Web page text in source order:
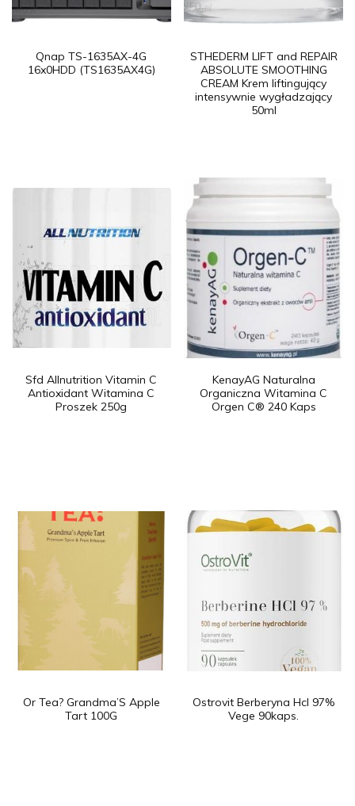
Qnap TS-1635AX-4G
16x0HDD (TS1635AX4G)
STHEDERM LIFT and REPAIR
ABSOLUTE SMOOTHING
CREAM Krem liftingujący
intensywnie wygładzający
50ml
Sfd Allnutrition Vitamin C
Antioxidant Witamina C
Proszek 250g
KenayAG Naturalna
Organiczna Witamina C
Orgen C® 240 Kaps
Or Tea? Grandma’S Apple
Tart 100G
Ostrovit Berberyna Hcl 97%
Vege 90kaps.